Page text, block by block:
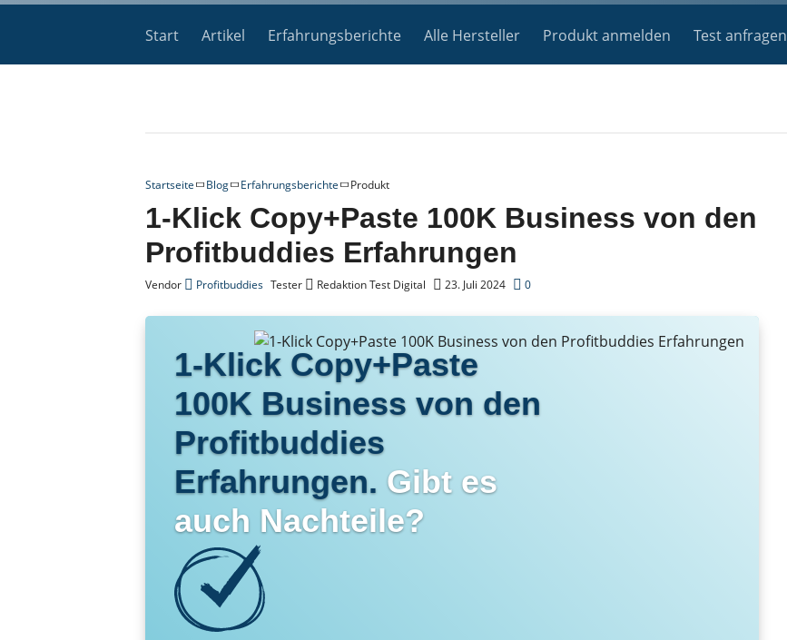
Start Artikel Erfahrungsberichte Alle Hersteller Produkt anmelden Test anfragen
Startseite Blog Erfahrungsberichte Produkt
1-Klick Copy+Paste 100K Business von den
Profitbuddies Erfahrungen
Vendor Profitbuddies Tester Redaktion Test Digital 23. Juli 2024 0
1-Klick Copy+Paste
100K Business von den
Profitbuddies
Erfahrungen. Gibt es
auch Nachteile?